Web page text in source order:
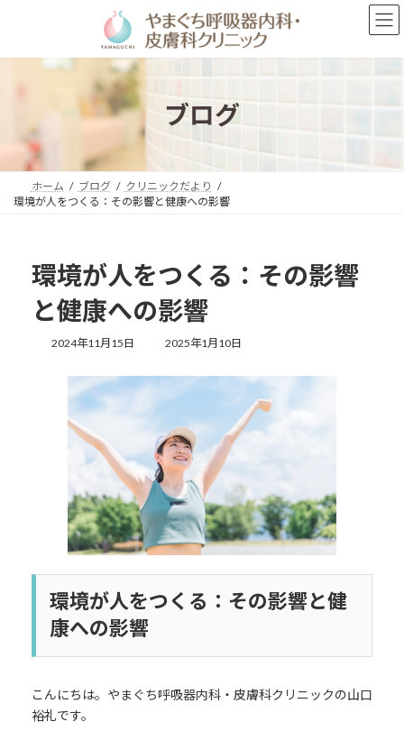
ン
プ
ー
動
ブログ
ホーム ブログ
クリニックだより
環境が人をつくる：その影響と健康への影響
環境が人をつくる：その影響
と健康への影響
2024年11月15日
最
更
:
2025年1月10日
環境が人をつくる：その影響と健
康への影響
こんにちは。やまぐち呼吸器内科・皮膚科クリニックの山口
裕礼です。